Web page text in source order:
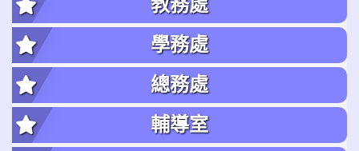
教務處
學務處
總務處
輔導室